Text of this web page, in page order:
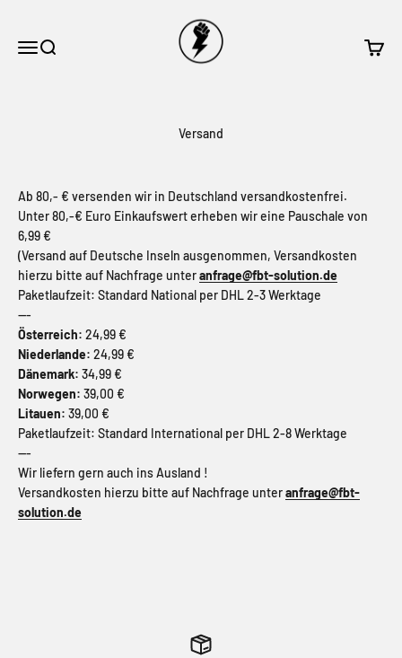
Navigationsmenü öffnen
Suche öffnen
STARK-IN-STROM.DE ein Onlineshop
Versand
Ab 80,- € versenden wir in Deutschland versandkostenfrei.
Unter 80,-€ Euro Einkaufswert erheben wir eine Pauschale von
6,99 €
(Versand auf Deutsche Inseln ausgenommen, Versandkosten
hierzu bitte auf Nachfrage unteranfrage@fbt-solution.de
Paketlaufzeit: Standard National per DHL 2-3 Werktage
---
Österreich: 24,99 €
Niederlande: 24,99 €
Dänemark: 34,99 €
Norwegen: 39,00 €
Litauen: 39,00 €
Paketlaufzeit: Standard International per DHL 2-8 Werktage
---
Wir liefern gern auch ins Ausland !
Versandkosten hierzu bitte auf Nachfrage unteranfrage@fbt-
solution.de